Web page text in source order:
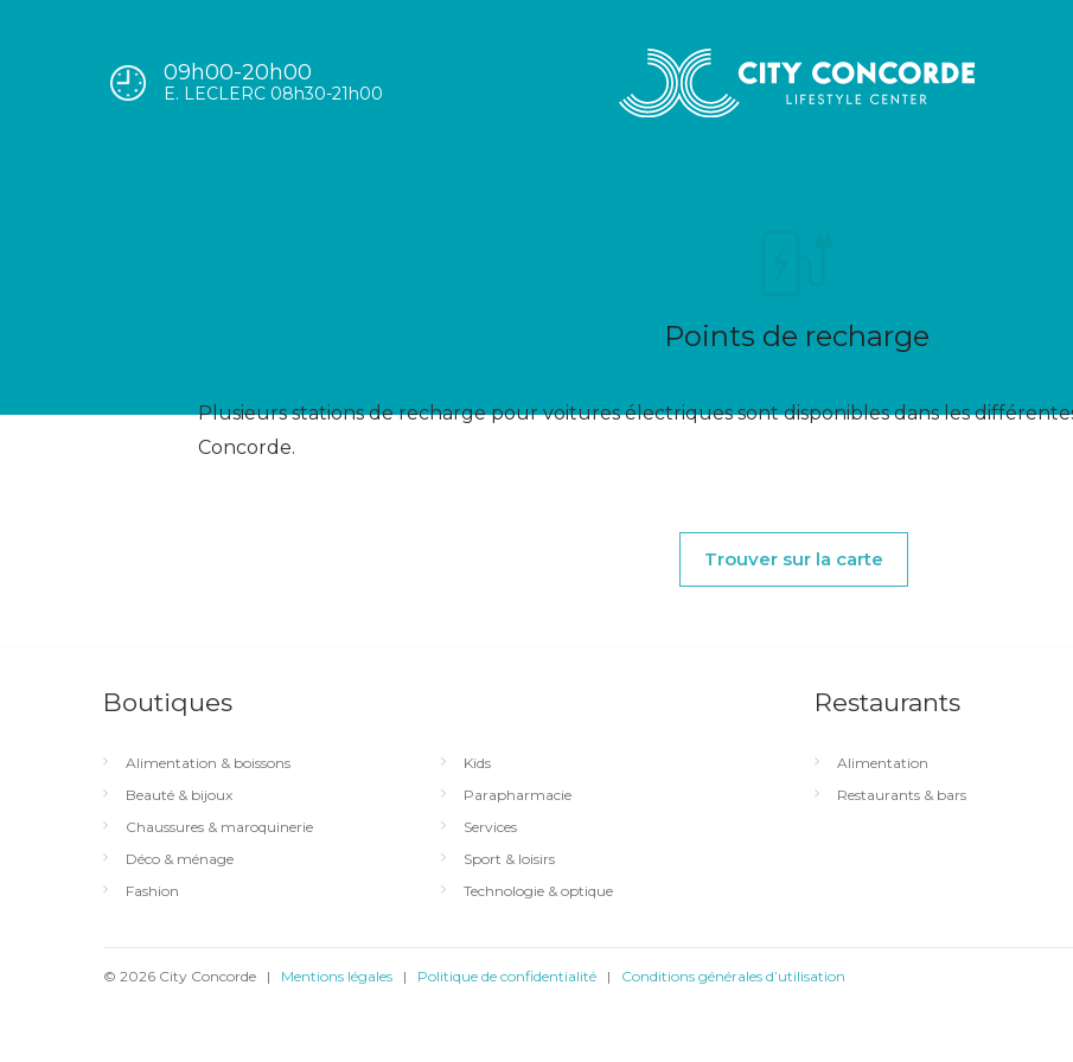
09h00-20h00
E. LECLERC 08h30-21h00
Points de recharge
Plusieurs stations de recharge pour voitures électriques sont disponibles dans les
Concorde.
Trouver sur la carte
Boutiques
Alimentation & boissons
Beauté & bijoux
Chaussures & maroquinerie
Déco & ménage
Fashion
Kids
Parapharmacie
Services
Sport & loisirs
Technologie & optique
Restaurants
Alimentation
Restaurants & bars
© 2026 City Concorde | Mentions légales | Politique de confidentialité | Conditions générales d’utilisation